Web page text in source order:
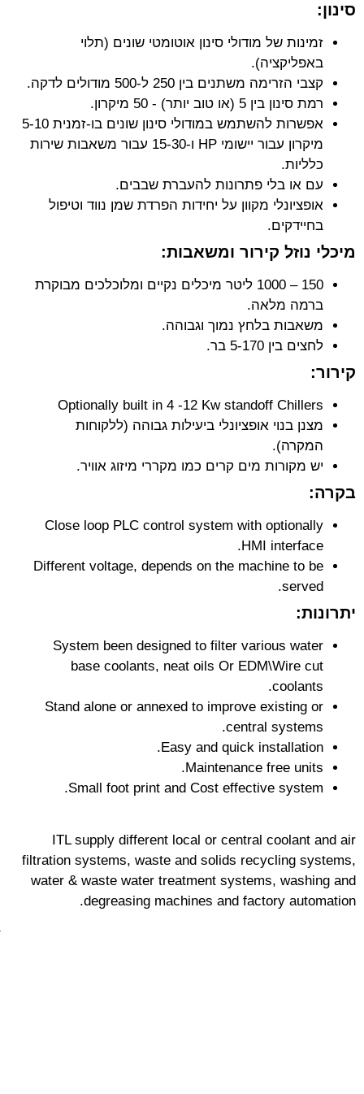
סינון:
זמינות של מודולי סינון אוטומטי שונים (תלוי
באפליקציה).
קצבי הזרימה משתנים בין 250 ל-500 מודולים לדקה.
רמת סינון בין 5 (או טוב יותר) - 50 מיקרון.
אפשרות להשתמש במודולי סינון שונים בו-זמנית 5-10
מיקרון עבור יישומי HP ו-15-30 עבור משאבות שירות
כלליות.
עם או בלי פתרונות להעברת שבבים.
אופציונלי מקוון על יחידות הפרדת שמן נווד וטיפול
בחיידקים.
מיכלי נוזל קירור ומשאבות:
150 – 1000 ליטר מיכלים נקיים ומלוכלכים מבוקרת
ברמה מלאה.
משאבות בלחץ נמוך וגבוהה.
לחצים בין 5-170 בר.
קירור:
Optionally built in 4 -12 Kw standoff Chillers
מצנן בנוי אופציונלי ביעילות גבוהה (ללקוחות
המקרה).
יש מקורות מים קרים כמו מקררי מיזוג אוויר.
בקרה:
Close loop PLC control system with optionally
HMI interface.
Different voltage, depends on the machine to be
served.
יתרונות:
System been designed to filter various water
base coolants, neat oils Or EDM\Wire cut
coolants.
Stand alone or annexed to improve existing or
central systems.
Easy and quick installation.
Maintenance free units.
Small foot print and Cost effective system.
ITL supply different local or central coolant and air
filtration systems, waste and solids recycling systems,
water & waste water treatment systems, washing and
degreasing machines and factory automation.